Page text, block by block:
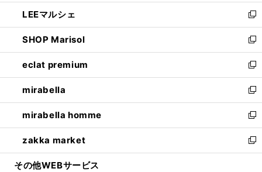
く
ウ
で
開
く
ン
ド
ウ
で
開
く
ウ
ィ
ン
ド
ウ
で
開
く
し
い
ウ
ィ
ン
ド
ウ
で
開
く
LEEマルシェ
新
し
い
ウ
ィ
ン
ド
ウ
で
開
く
SHOP Marisol
新
し
い
ウ
ィ
ン
ド
ウ
で
開
eclat premium
新
し
い
ウ
ィ
ン
ド
ウ
mirabella
新
し
い
ウ
ィ
ン
mirabella homme
新
し
い
ウ
zakka market
新
し
その他WEBサービス